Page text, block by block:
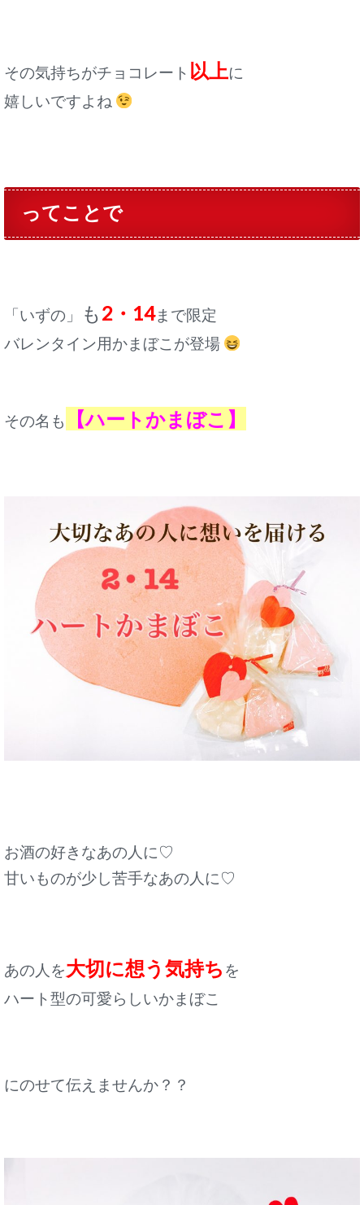
その気持ちがチョコレート 以上に
嬉しいですよね
ってことで
「いずの」 も 2・14まで限定
バレンタイン用かまぼこが登場
その名も 【ハートかまぼこ】
お酒の好きなあの人に♡
甘いものが少し苦手なあの人に♡
あの人を大切に想う気持ち を
ハート型の可愛らしいかまぼこ
にのせて伝えませんか？？